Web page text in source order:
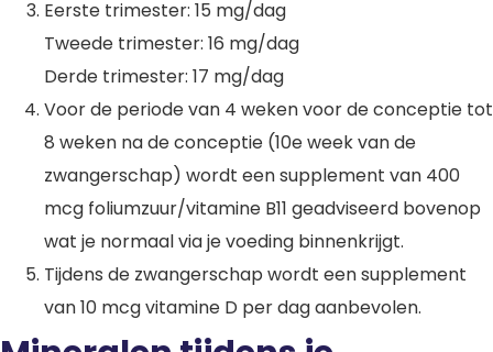
Eerste trimester: 15 mg/dag
Tweede trimester: 16 mg/dag
Derde trimester: 17 mg/dag
Voor de periode van 4 weken voor de conceptie tot
8 weken na de conceptie (10e week van de
zwangerschap) wordt een supplement van 400
mcg foliumzuur/vitamine B11 geadviseerd bovenop
wat je normaal via je voeding binnenkrijgt.
Tijdens de zwangerschap wordt een supplement
van 10 mcg vitamine D per dag aanbevolen.